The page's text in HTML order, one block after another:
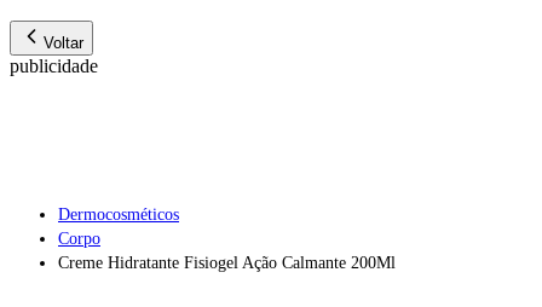
Voltar
publicidade
Dermocosméticos
Corpo
Creme Hidratante Fisiogel Ação Calmante 200Ml